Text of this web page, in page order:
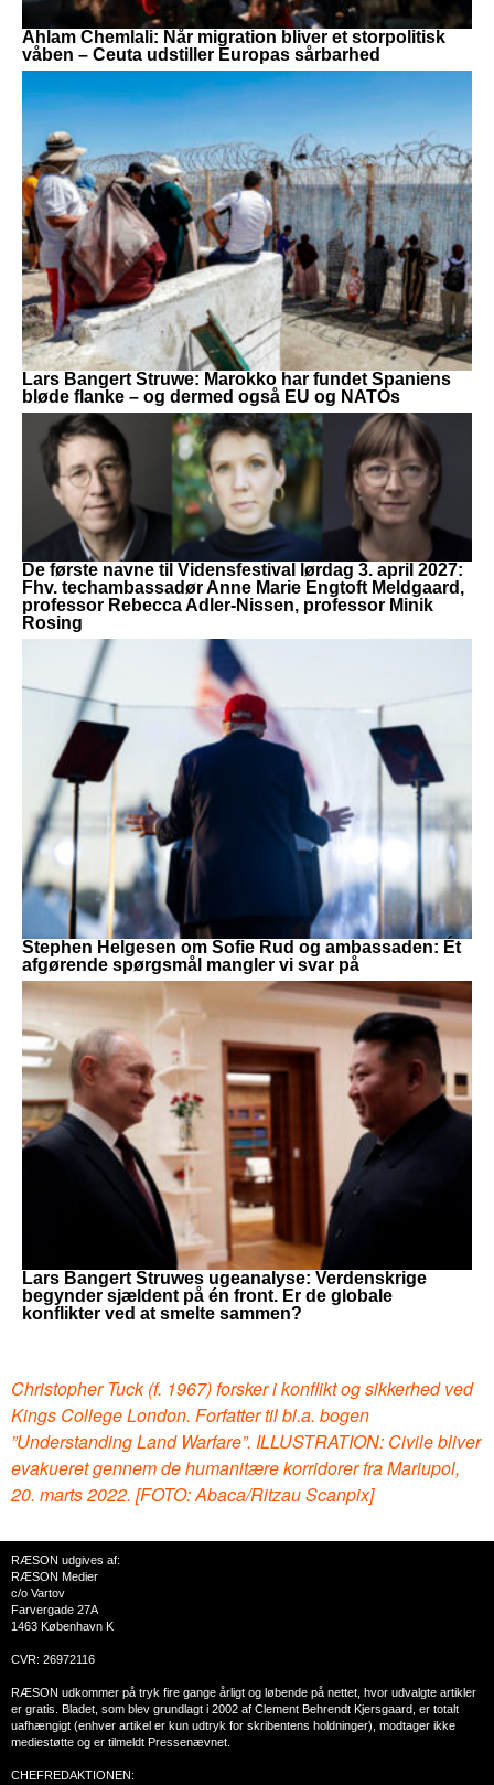
Ahlam Chemlali: Når migration bliver et storpolitisk
våben – Ceuta udstiller Europas sårbarhed
Lars Bangert Struwe: Marokko har fundet Spaniens
bløde flanke – og dermed også EU og NATOs
De første navne til Vidensfestival lørdag 3. april 2027:
Fhv. techambassadør Anne Marie Engtoft Meldgaard,
professor Rebecca Adler-Nissen, professor Minik
Rosing
Stephen Helgesen om Sofie Rud og ambassaden: Ét
afgørende spørgsmål mangler vi svar på
Lars Bangert Struwes ugeanalyse: Verdenskrige
begynder sjældent på én front. Er de globale
konflikter ved at smelte sammen?
Christopher Tuck (f. 1967) forsker i konflikt og sikkerhed ved
Kings College London. Forfatter til bl.a. bogen
”Understanding Land Warfare”. ILLUSTRATION: Civile bliver
evakueret gennem de humanitære korridorer fra Mariupol,
20. marts 2022. [FOTO: Abaca/Ritzau Scanpix]
RÆSON udgives af:
RÆSON Medier
c/o Vartov
Farvergade 27A
1463 København K
CVR: 26972116
RÆSON udkommer på tryk fire gange årligt og løbende på nettet, hvor udvalgte artikler
er gratis. Bladet, som blev grundlagt i 2002 af Clement Behrendt Kjersgaard, er totalt
uafhængigt (enhver artikel er kun udtryk for skribentens holdninger), modtager ikke
mediestøtte og er tilmeldt Pressenævnet.
CHEFREDAKTIONEN: